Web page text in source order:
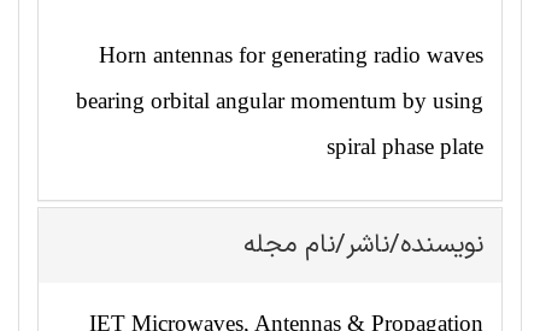
Horn antennas for generating radio waves
bearing orbital angular momentum by using
spiral phase plate
نویسنده/ناشر/نام مجله
IET Microwaves, Antennas & Propagation